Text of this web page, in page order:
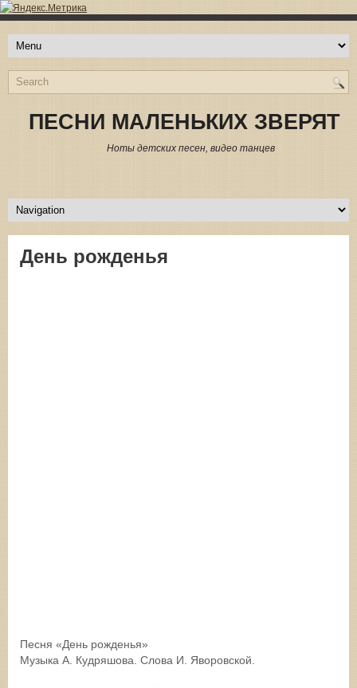
ПЕСНИ МАЛЕНЬКИХ ЗВЕРЯТ
Ноты детских песен, видео танцев
День рожденья
Песня «День рожденья»
Музыка А. Кудряшова. Слова И. Яворовской.